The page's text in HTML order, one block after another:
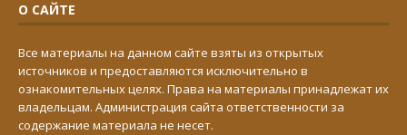
О САЙТЕ
Все материалы на данном сайте взяты из открытых
источников и предоставляются исключительно в
ознакомительных целях. Права на материалы принадлежат их
владельцам. Администрация сайта ответственности за
содержание материала не несет.